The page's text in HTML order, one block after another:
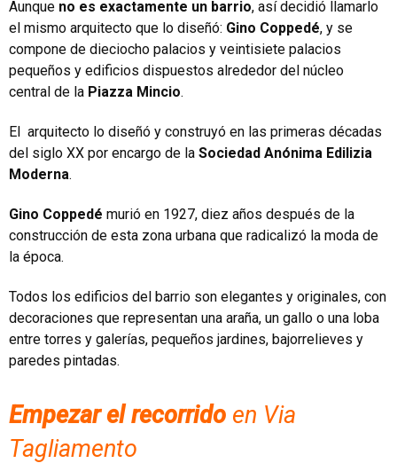
Aunque no es exactamente un barrio, así decidió llamarlo
el mismo arquitecto que lo diseñó: Gino Coppedé, y se
compone de dieciocho palacios y veintisiete palacios
pequeños y edificios dispuestos alrededor del núcleo
central de la Piazza Mincio.
El arquitecto lo diseñó y construyó en las primeras décadas
del siglo XX por encargo de la Sociedad Anónima Edilizia
Moderna.
Gino Coppedé murió en 1927, diez años después de la
construcción de esta zona urbana que radicalizó la moda de
la época.
Todos los edificios del barrio son elegantes y originales, con
decoraciones que representan una araña, un gallo o una loba
entre torres y galerías, pequeños jardines, bajorrelieves y
paredes pintadas.
Empezar el recorrido en Via
Tagliamento